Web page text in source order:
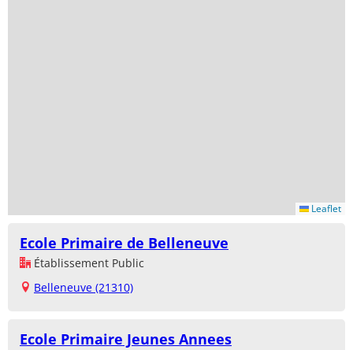
Leaflet
Ecole Primaire de Belleneuve
Établissement Public
Belleneuve (21310)
Ecole Primaire Jeunes Annees